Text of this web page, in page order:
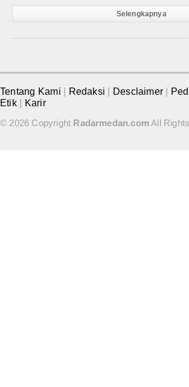
Selengkapnya
Tentang Kami Redaksi Desclaimer
Etik
Karir
© 2026 Copyright Radarmedan.comAll